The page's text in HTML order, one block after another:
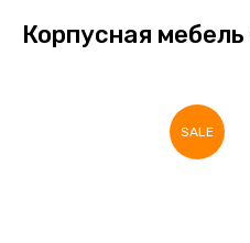
Корпусная мебель
SALE